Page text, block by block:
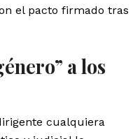
el pacto firmado tras
a los
cualquiera